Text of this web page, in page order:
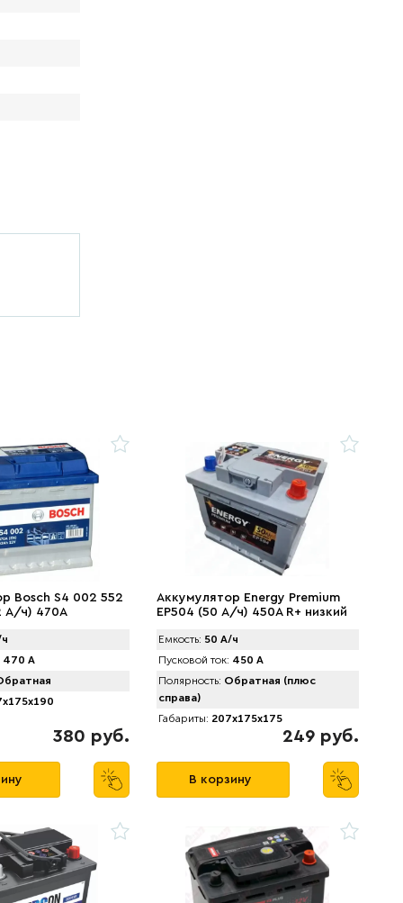
Bosch S4 002 552
А/ч) 470A
470 А
380 руб.
Аккумулятор Energy Premium
EP504 (50 А/ч) 450A R+ низкий
Емкость: 50 А/ч
Пусковой ток: 450 А
Полярность: Обратная (плюс
справа)
Габариты: 207x175x175
249 руб.
В корзину